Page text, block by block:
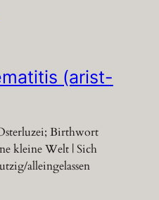
(arist-
Birthwort
kleine Welt | Sich
alleingelassen